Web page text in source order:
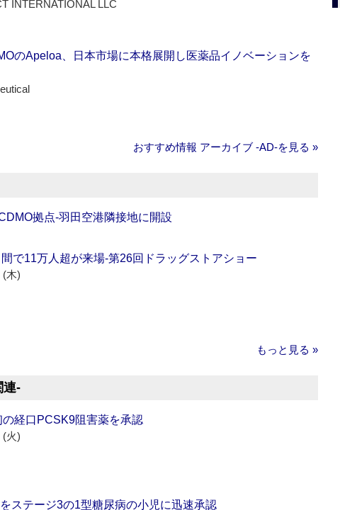
INTERNATIONAL LLC
のApeloa、日本市場に本格展開し医薬品イノベーションを
おすすめ情報 アーカイブ ‐AD‐を見る »
拠点‐羽田空港隣接地に開設
間で11万人超が来場‐第26回ドラッグストアショー
(木)
もっと見る »
‐
経口PCSK9阻害薬を承認
(火)
ステージ3の1型糖尿病の小児に迅速承認